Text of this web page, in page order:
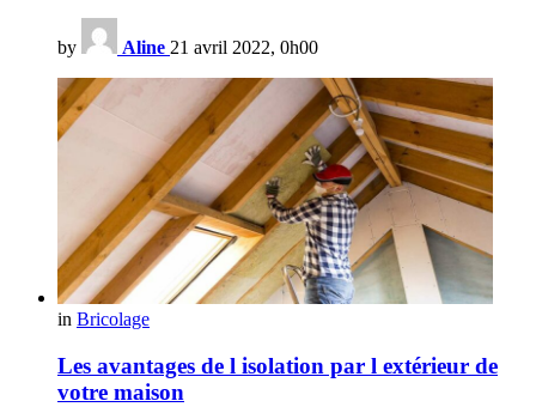
by Aline 21 avril 2022, 0h00
in Bricolage
Les avantages de l isolation par l extérieur de
votre maison